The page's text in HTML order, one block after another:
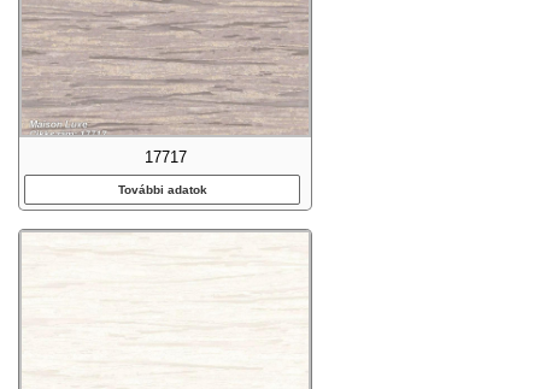
17717
További adatok